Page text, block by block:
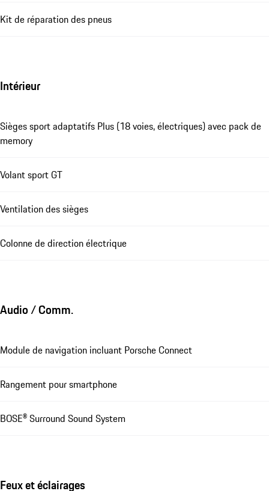
Kit de réparation des pneus
Intérieur
Sièges sport adaptatifs Plus (18 voies, électriques) avec pack de
memory
Volant sport GT
Ventilation des sièges
Colonne de direction électrique
Audio / Comm.
Module de navigation incluant Porsche Connect
Rangement pour smartphone
BOSE® Surround Sound System
Feux et éclairages